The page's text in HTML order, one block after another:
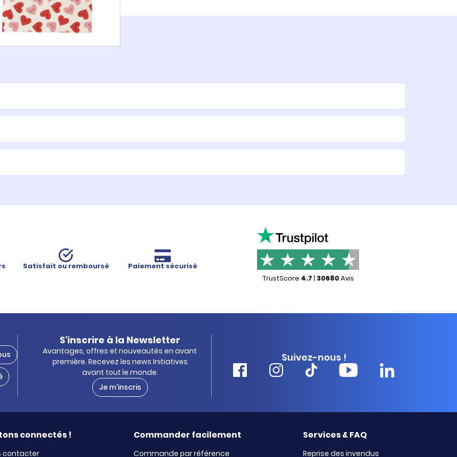
Satisfait ou remboursé
Paiement sécurisé
TrustScore 4.7 | 30680Avis
S'inscrire à la Newsletter
Avantages, offres et nouveautés en avant
première. Recevez les news Initiatives
avant tout le monde.
Je m'inscris
Suivez-nous !
connectés !
contacter
Commander facilement
Commande par référence
Services & FAQ
Reprise des invendus